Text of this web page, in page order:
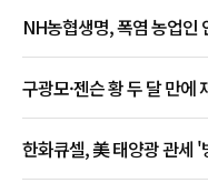
NH농협생명, 폭염 농업
구광모·젠슨 황 두 달 만
한화큐셀, 美 태양광 관세